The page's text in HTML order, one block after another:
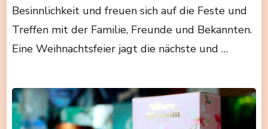
Besinnlichkeit und freuen sich auf die Feste und
Treffen mit der Familie, Freunde und Bekannten.
Eine Weihnachtsfeier jagt die nächste und …